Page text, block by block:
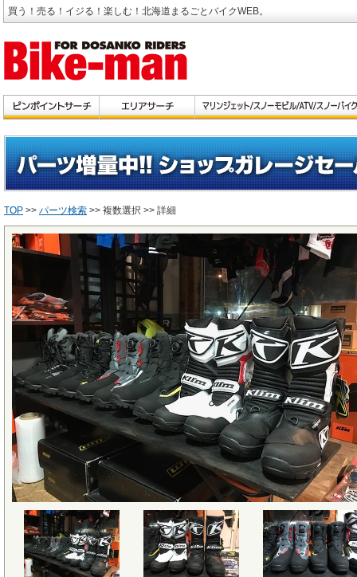
買う！売る！イジる！楽しむ！北海道まるごとバイクWEB。
TOP >> パーツ検索 >> 複数選択 >> 詳細